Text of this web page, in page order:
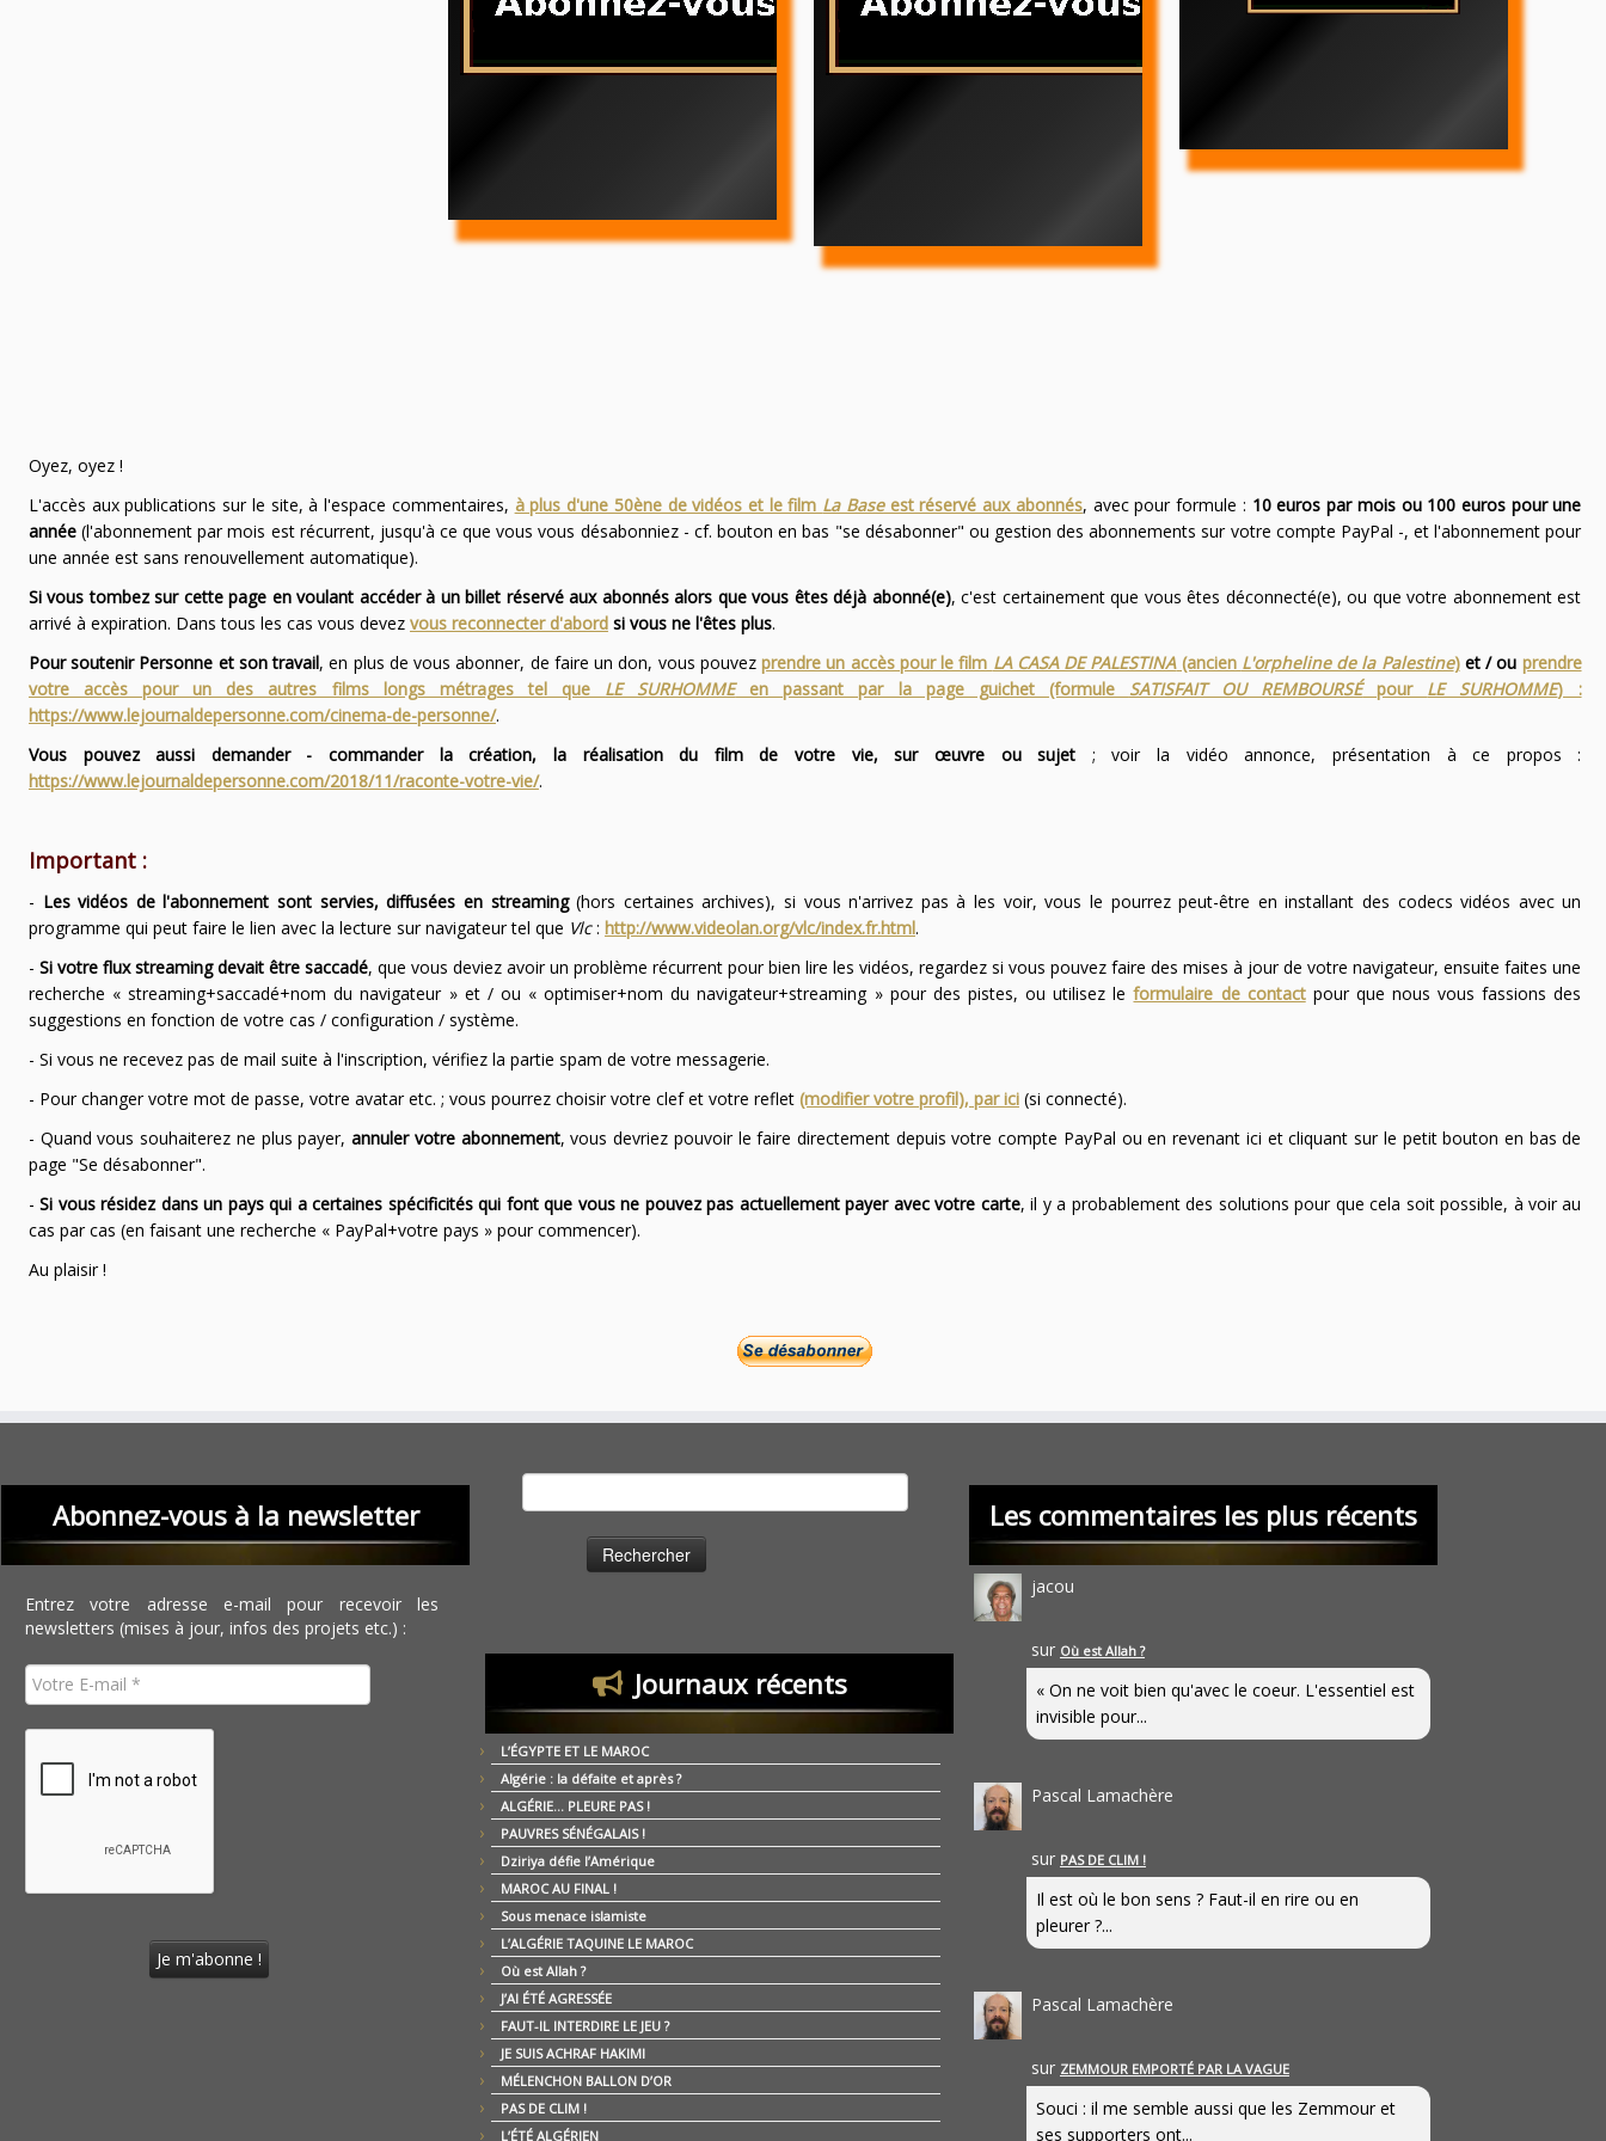
Oyez, oyez !
L'accès aux publications sur le site, à l'espace commentaires, à plus d'une 50ène de vidéos et le film La Baseest réservé aux abonnés, avec pour formule : 10 euros par mois ou 100 euros pour une
année(l'abonnement par mois est récurrent, jusqu'à ce que vous vous désabonniez - cf. bouton en bas "se désabonner" ou gestion des abonnements sur votre compte PayPal -, et l'abonnement pour
une année est sans renouvellement automatique).
Si vous tombez sur cette page en voulant accéder à un billet réservé aux abonnés alors que vous êtes déjà abonné(e), c'est certainement que vous êtes déconnecté(e), ou que votre abonnement est
arrivé à expiration. Dans tous les cas vous devez vous reconnecter d'abordsi vous ne l'êtes plus.
Pour soutenir Personne et son travail, en plus de vous abonner, de faire un don, vous pouvezprendre un accès pour le film LA CASA DE PALESTINA(ancien L'orpheline de la Palestine)et / ou prendre
votre accès pour un des autres films longs métrages tel que LE SURHOMMEen passant par la page guichet (formule SATISFAIT OU REMBOURSÉpour LE SURHOMME) :
https://www.lejournaldepersonne.com/cinema-de-personne/.
Vous pouvez aussi demander - commander la création, la réalisation du film de votre vie, sur œuvre ou sujet ; voir la vidéo annonce, présentation à ce propos :
https://www.lejournaldepersonne.com/2018/11/raconte-votre-vie/.
Important :
- Les vidéos de l'abonnement sont servies, diffusées en streaming(hors certaines archives), si vous n'arrivez pas à les voir, vous le pourrez peut-être en installant des codecs vidéos avec un
programme qui peut faire le lien avec la lecture sur navigateur tel que Vlc: http://www.videolan.org/vlc/index.fr.html.
- Si votre flux streaming devait être saccadé, que vous deviez avoir un problème récurrent pour bien lire les vidéos, regardez si vous pouvez faire des mises à jour de votre navigateur, ensuite faites une
recherche « streaming+saccadé+nom du navigateur » et / ou « optimiser+nom du navigateur+streaming » pour des pistes, ou utilisez leformulaire de contactpour que nous vous fassions des
suggestions en fonction de votre cas / configuration / système.
- Si vous ne recevez pas de mail suite à l'inscription, vérifiez la partie spam de votre messagerie.
- Pour changer votre mot de passe, votre avatar etc. ; vous pourrez choisir votre clef et votre reflet (modifier votre profil), par ici(si connecté).
- Quand vous souhaiterez ne plus payer,annuler votre abonnement, vous devriez pouvoir le faire directement depuis votre compte PayPal ou en revenant ici et cliquant sur le petit bouton en bas de
page "Se désabonner".
-Si vous résidez dans un pays qui a certaines spécificités qui font que vous ne pouvez pas actuellement payer avec votre carte, il y a probablement des solutions pour que cela soit possible, à voir au
cas par cas (en faisant une recherche « PayPal+votre pays » pour commencer).
Au plaisir !
Abonnez-vous à la newsletter
Entrez votre adresse e-mail pour recevoir les
newsletters (mises à jour, infos des projets etc.) :
Journaux récents
L’ÉGYPTE ET LE MAROC
Algérie : la défaite et après ?
ALGÉRIE… PLEURE PAS !
PAUVRES SÉNÉGALAIS !
Dziriya défie l’Amérique
MAROC AU FINAL !
Sous menace islamiste
L’ALGÉRIE TAQUINE LE MAROC
Où est Allah ?
J’AI ÉTÉ AGRESSÉE
FAUT-IL INTERDIRE LE JEU ?
JE SUIS ACHRAF HAKIMI
MÉLENCHON BALLON D’OR
PAS DE CLIM !
L’ÉTÉ ALGÉRIEN
Les commentaires les plus récents
jacou
sur Où est Allah ?
« On ne voit bien qu'avec le coeur. L'essentiel est
invisible pour...
Pascal Lamachère
sur PAS DE CLIM !
Il est où le bon sens ? Faut-il en rire ou en
pleurer ?...
Pascal Lamachère
sur ZEMMOUR EMPORTÉ PAR LA VAGUE
Souci : il me semble aussi que les Zemmour et
ses supporters ont...